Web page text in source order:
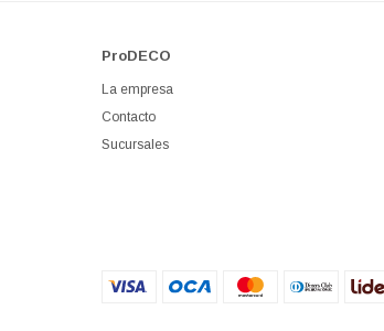
ProDECO
La empresa
Contacto
Sucursales